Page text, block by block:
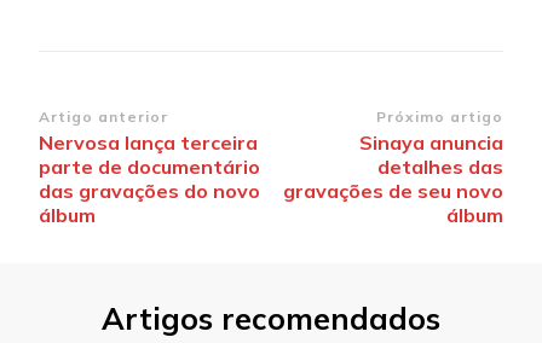
Navegação
de
post
Artigo anterior
Nervosa lança terceira
parte de documentário
das gravações do novo
álbum
Próximo artigo
Sinaya anuncia
detalhes das
gravações de seu novo
álbum
Artigos recomendados